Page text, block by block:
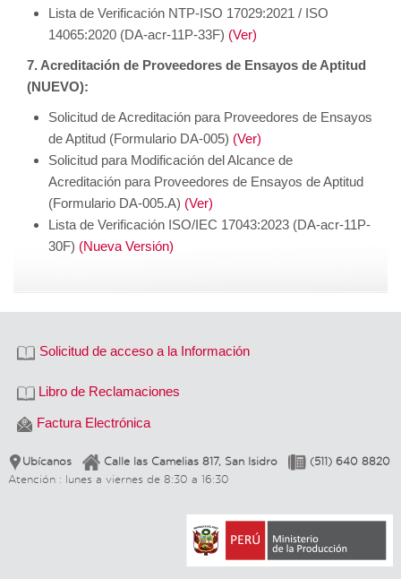
Lista de Verificación NTP-ISO 17029:2021 / ISO
14065:2020 (DA-acr-11P-33F) (Ver)
7. Acreditación de Proveedores de Ensayos de Aptitud
(NUEVO):
Solicitud de Acreditación para Proveedores de Ensayos
de Aptitud (Formulario DA-005) (Ver)
Solicitud para Modificación del Alcance de
Acreditación para Proveedores de Ensayos de Aptitud
(Formulario DA-005.A) (Ver)
Lista de Verificación ISO/IEC 17043:2023 (DA-acr-11P-
30F) (Nueva Versión)
Solicitud de acceso a la Información
Libro de Reclamaciones
Factura Electrónica
Ubícanos Calle las Camelias 817, San Isidro
(511) 640 8820
Atención : lunes a viernes de 8:30 a 16:30